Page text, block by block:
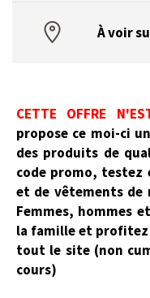
À voir
CETTE OFFRE
propose ce moi-ci
des produits de
code promo, testez
et de vêtements de
Femmes, hommes
la famille et profitez
tout le site (non
cours)